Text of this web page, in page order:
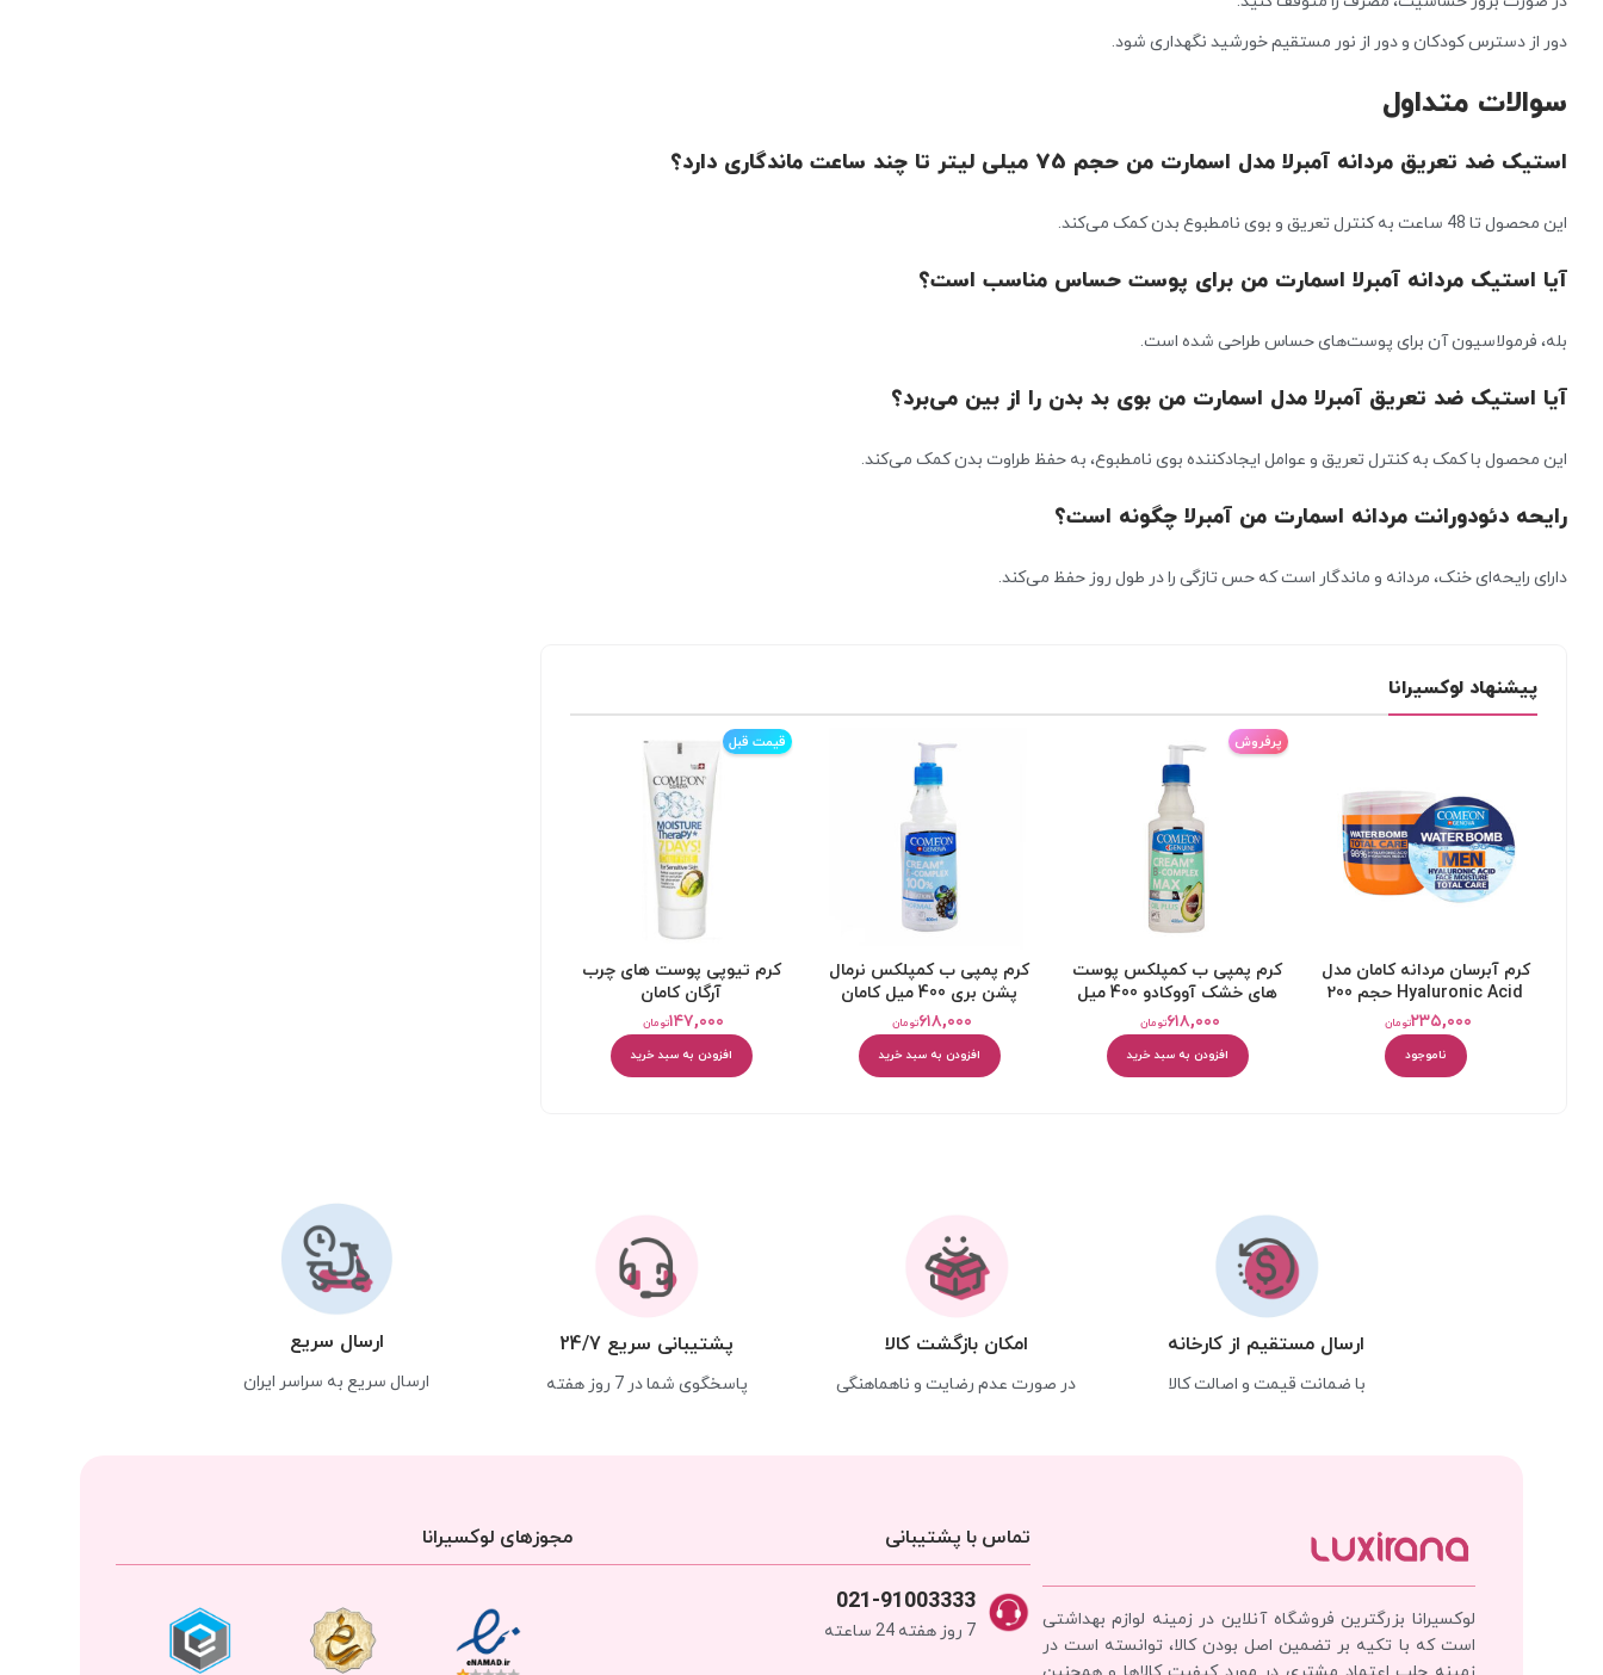
دور از دسترس کودکان و دور از نور مستقیم خورشید نگهداری شود.
سوالات متداول
استیک ضد تعریق مردانه آمبرلا مدل اسمارت من حجم 75 میلی لیتر تا چند ساعت ماندگاری دارد؟
این محصول تا 48 ساعت به کنترل تعریق و بوی نامطبوع بدن کمک می‌کند.
آیا استیک مردانه آمبرلا اسمارت من برای پوست حساس مناسب است؟
بله، فرمولاسیون آن برای پوست‌های حساس طراحی شده است.
آیا استیک ضد تعریق آمبرلا مدل اسمارت من بوی بد بدن را از بین می‌برد؟
این محصول با کمک به کنترل تعریق و عوامل ایجادکننده بوی نامطبوع، به حفظ طراوت بدن کمک می‌کند.
رایحه دئودورانت مردانه اسمارت من آمبرلا چگونه است؟
دارای رایحه‌ای خنک، مردانه و ماندگار است که حس تازگی را در طول روز حفظ می‌کند.
پیشنهاد لوکسیرانا
کرم آبرسان مردانه کامان مدل
Hyaluronic Acid حجم 200
میلی‌لیتر
تومان۲۳۵,۰۰۰
ناموجود
پرفروش
کرم پمپی ب کمپلکس پوست
های خشک آووکادو 400 میل
کامانتومان۶۱۸,۰۰۰
افزودن به سبد خرید
کرم پمپی ب کمپلکس نرمال
پشن بری 400 میل کامان
تومان۶۱۸,۰۰۰
افزودن به سبد خرید
قیمت قبل
کرم تیوپی پوست های چرب
آرگان کامان
تومان۱۴۷,۰۰۰
افزودن به سبد خرید
ارسال مستقیم از کارخانه
با ضمانت قیمت و اصالت کالا
امکان بازگشت کالا
در صورت عدم رضایت و ناهماهنگی
پشتیبانی سریع 24/7
پاسخگوی شما در 7 روز هفته
ارسال سریع
ارسال سریع به سراسر ایران
لوکسیرانا بزرگترین فروشگاه آنلاین در زمینه لوازم بهداشتی
است که با تکیه بر تضمین اصل بودن کالا، توانسته است در
زمینه جلب اعتماد مشتری در مورد کیفیت کالاها و همچنین
تماس با پشتیبانی
021-91003333
7 روز هفته 24 ساعته
مجوزهای لوکسیرانا